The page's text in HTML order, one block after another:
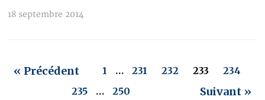
18 septembre 2014
« Précédent 1 … 231 232 233
234
235
… 250 Suivant »